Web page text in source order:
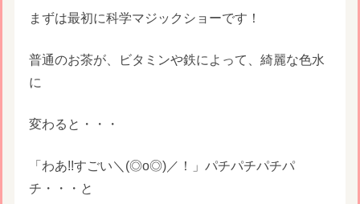
まずは最初に科学マジックショーです！
普通のお茶が、ビタミンや鉄によって、綺麗な色水
に
変わると・・・
「わあ!!すごい＼(◎o◎)／！」パチパチパチパ
チ・・・と